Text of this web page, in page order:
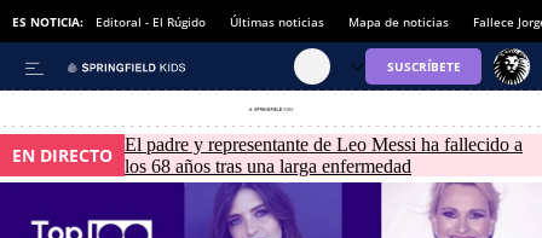
ES NOTICIA: Editoral - El Rúgido Últimas noticias Mapa de noticias Fallece
EN DIRECTO El padre y representante de Leo Messi ha fallecido a
los 68 años tras una larga enfermedad